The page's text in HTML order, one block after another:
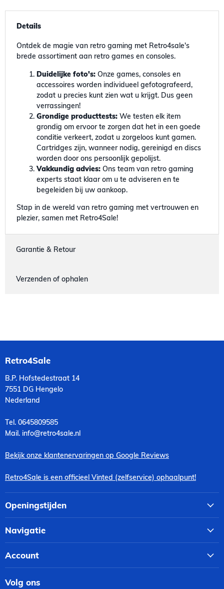
Details
Ontdek de magie van retro gaming met Retro4sale's
brede assortiment aan retro games en consoles.
Duidelijke foto's:Onze games, consoles en
accessoires worden individueel gefotografeerd,
zodat u precies kunt zien wat u krijgt. Dus geen
verrassingen!
Grondige producttests:We testen elk item
grondig om ervoor te zorgen dat het in een goede
conditie verkeert, zodat u zorgeloos kunt gamen.
Cartridges zijn, wanneer nodig, gereinigd en discs
worden door ons persoonlijk gepolijst.
Vakkundig advies:Ons team van retro gaming
experts staat klaar om u te adviseren en te
begeleiden bij uw aankoop.
Stap in de wereld van retro gaming met vertrouwen en
plezier, samen met Retro4Sale!
Garantie & Retour
Verzenden of ophalen
Retro4Sale
B.P. Hofstedestraat 14
7551 DG Hengelo
Nederland
Tel. 0645809585
Mail. info@retro4sale.nl
Bekijk onze klantenervaringen op Google Reviews
Retro4Sale is een officieel Vinted (zelfservice) ophaalpunt!
Openingstijden
Navigatie
Account
Volg ons